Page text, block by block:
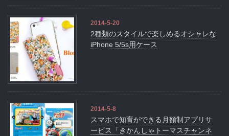
2014-5-20
2種類のスタイルで楽しめるオシャレな
iPhone 5/5s用ケース
2014-5-8
スマホで知育ができる月額制アプリサ
ービス「きかんしゃトーマスチャンネ